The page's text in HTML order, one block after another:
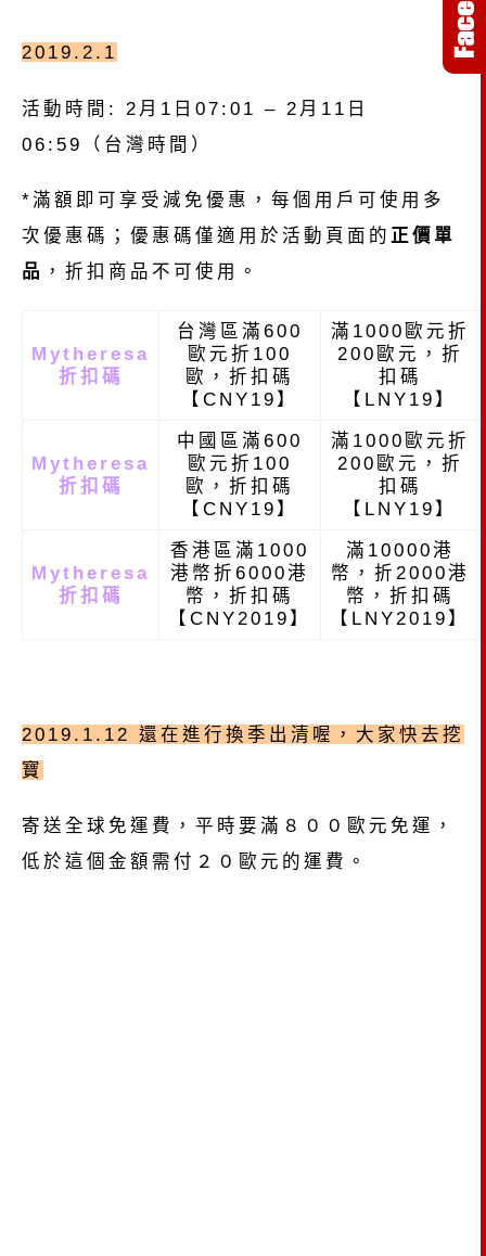
2019.2.1
活動時間 : 2 月 1 日 07:01 – 2 月 11 日
06:59
（台灣時間）
*滿額即可享受減免優惠，每個用戶可使用多
次優惠碼； 優惠碼僅適用於活動頁面的 正價單
品 ，折扣商品不可使用。
Mytheresa
折扣碼
台灣區滿600
歐元折100
歐，折扣碼
【CNY19】
滿1000歐元折
200歐元，折
扣碼
【LNY19】
Mytheresa
折扣碼
中國區滿600
歐元折100
歐，折扣碼
【CNY19】
滿1000歐元折
200歐元，折
扣碼
【LNY19】
Mytheresa
折扣碼
香港區滿1000
港幣折6000港
幣，折扣碼
【CNY2019】
滿10000港
幣，折2000港
幣，折扣碼
【LNY2019】
2019.1.12 還在進行換季出清喔，大家快去挖
寶
寄送全球免運費，平時要滿８００歐元免運，
低於這個金額需付２０歐元的運費。